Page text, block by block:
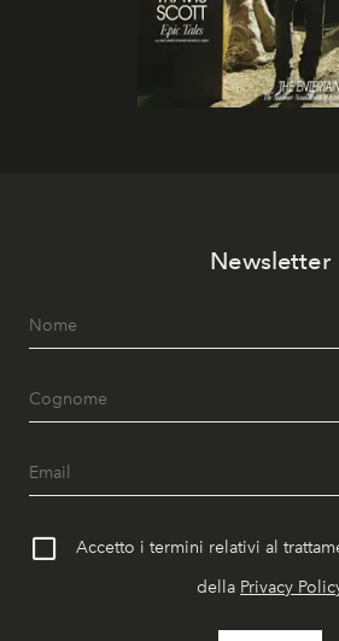
Newsletter
Accetto i termini relativi al
della Privacy